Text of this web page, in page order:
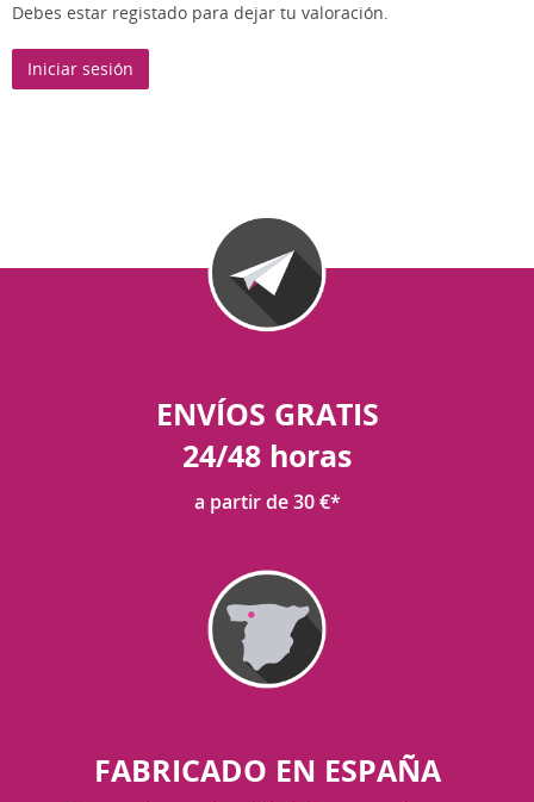
Debes estar registado para dejar tu valoración.
Iniciar sesión
ENVÍOS GRATIS
24/48 horas
a partir de 30 €*
FABRICADO EN ESPAÑA